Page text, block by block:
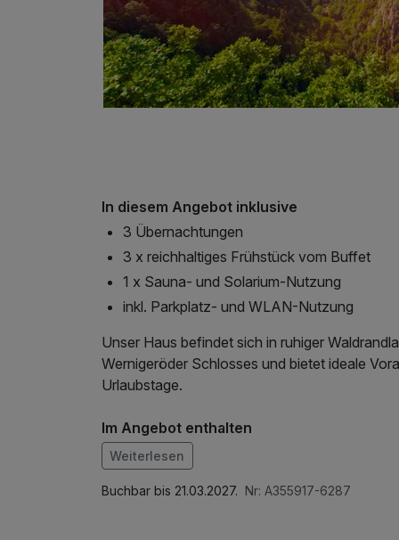
In diesem Angebot inklusive
3 Übernachtungen
3 x reichhaltiges Frühstück vom Buffet
1 x Sauna- und Solarium-Nutzung
inkl. Parkplatz- und WLAN-Nutzung
Unser Haus befindet sich in ruhiger
Wernigeröder Schlosses und bietet ideale
Urlaubstage.
Im Angebot enthalten
Saunatuch, Parkplatz, W-LAN Nutzung /
Weiterlesen
Buchbar bis 21.03.2027. Nr: A355917-6287